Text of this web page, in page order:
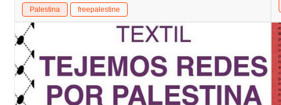
Palestina
freepalestine